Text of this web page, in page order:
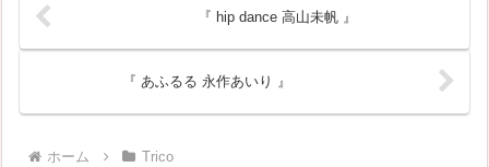
料動画が見れない場合もありま
す。そ...
介！一部作品はお試し無料動
画...
『 hip dance 高山未帆 』
『 あふるる 永作あいり 』
ホーム Trico